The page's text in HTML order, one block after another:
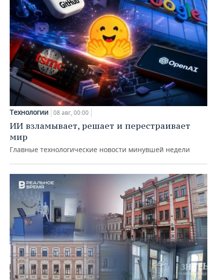
Технологии 08 авг, 00:00
ИИ взламывает, решает и перестраивает
мир
Главные технологические новости минувшей недели